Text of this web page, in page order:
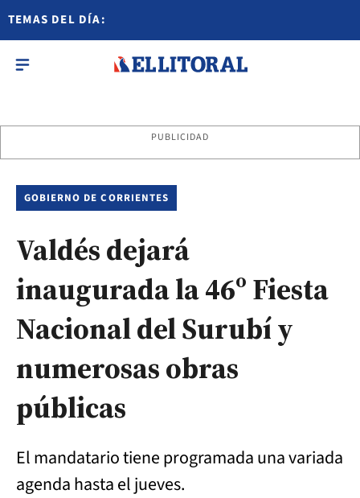
TEMAS DEL DÍA:
PUBLICIDAD
GOBIERNO DE CORRIENTES
Valdés dejará
inaugurada la 46º Fiesta
Nacional del Surubí y
numerosas obras
públicas
El mandatario tiene programada una variada
agenda hasta el jueves.